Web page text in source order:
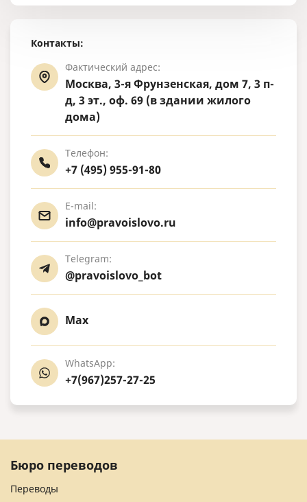
Контакты:
Фактический адрес:
Москва, 3-я Фрунзенская, дом 7, 3 п-
д, 3 эт., оф. 69 (в здании жилого
дома)
Телефон:
+7 (495) 955-91-80
E-mail:
info@pravoislovo.ru
Telegram:
@pravoislovo_bot
Max
WhatsApp:
+7(967)257-27-25
Бюро переводов
Переводы